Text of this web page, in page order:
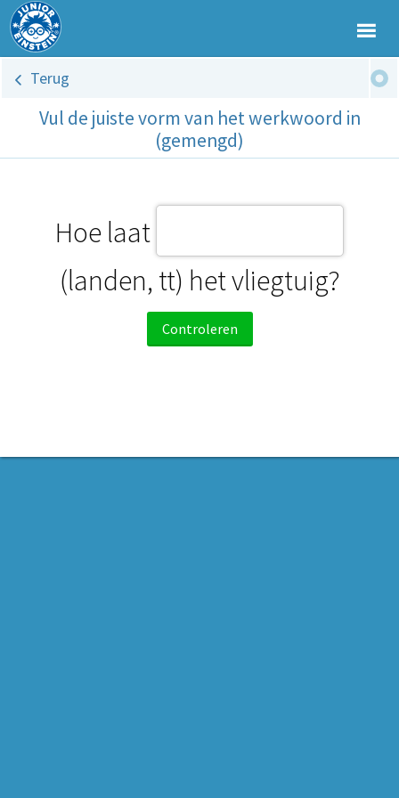
Terug
Vul de juiste vorm van het werkwoord in
(gemengd)
Hoe laat
(landen, tt) het vliegtuig?